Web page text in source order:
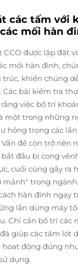
các tấm với
mối hàn
CCO được lắp đặt
mối hàn đinh,
trúc, khiến chúng
bài kiểm tra
việc bố trí
một trong những
hỏng trong các
đề còn trở nên
đầu bị cong
cuối cùng gây ra
mảnh" trong
hàn đinh ngay
lần dừng máy
Chỉ cần bố trí các
giúp các tấm lót
hoạt động đúng
dụng.